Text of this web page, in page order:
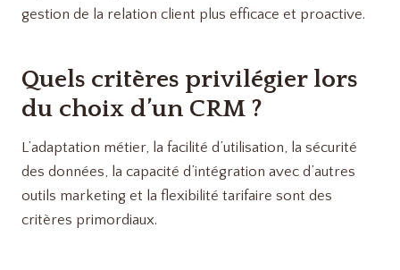
gestion de la relation client plus efficace et proactive.
Quels critères privilégier lors
du choix d’un CRM ?
L’adaptation métier, la facilité d’utilisation, la sécurité
des données, la capacité d’intégration avec d’autres
outils marketing et la flexibilité tarifaire sont des
critères primordiaux.